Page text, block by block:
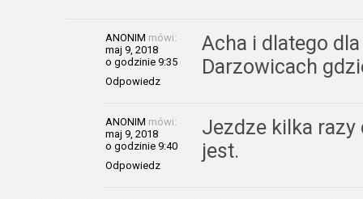
ANONIM mówi:
maj 9, 2018
o godzinie 9:35
Odpowiedz
Acha i dlatego
Darzowicach
ANONIM mówi:
maj 9, 2018
o godzinie 9:40
Odpowiedz
Jezdze kilka
jest.